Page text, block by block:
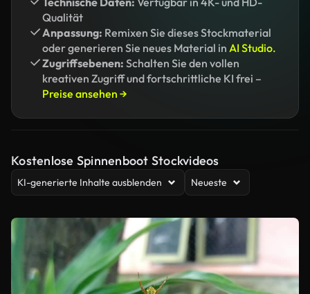
Qualität
Anpassung: Remixen Sie dieses Stockmaterial
oder generieren Sie neues Material in AI Studio.
Zugriffsebenen: Schalten Sie den vollen
kreativen Zugriff und fortschrittliche KI frei –
Preise ansehen →
Kostenlose Spinnenboot Stockvideos
KI-generierte Inhalte ausblenden Neueste